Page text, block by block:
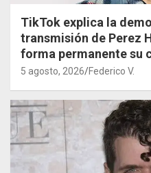
TikTok explica la
transmisión de Perez
forma permanente su
5 agosto, 2026 Federico V.